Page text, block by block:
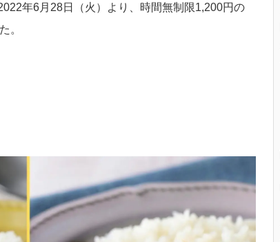
年6月28日（火）より、時間無制限1,200円の
。